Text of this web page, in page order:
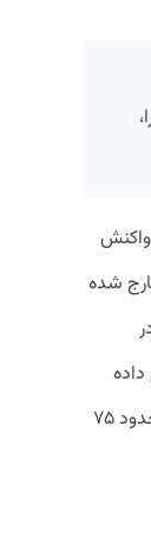
شده
است. به گفته او این دومین قطعی برق دیتاسنتر افرانت در ۳۰ روز گذشته است که حدود ۷۵